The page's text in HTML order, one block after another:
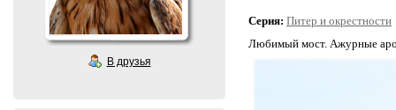
В друзья
Серия: Питер и окрестности
Любимый мост. Ажурные